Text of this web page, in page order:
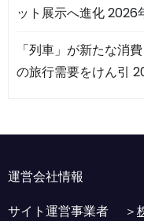
ット展示へ進化2026
「列車」が新たな消
の旅行需要をけん引
運営会社情報
サイト運営事業者 ＞